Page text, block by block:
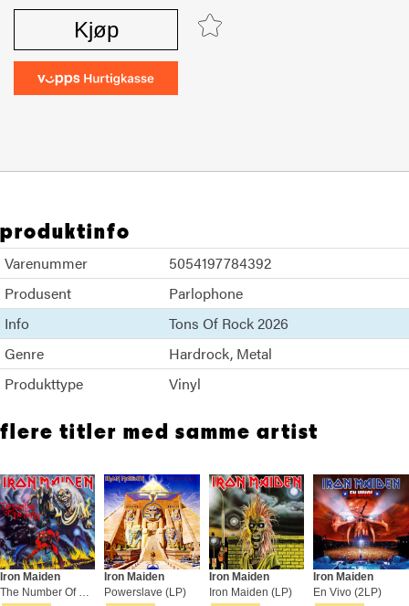
Kjøp
produktinfo
Varenummer
5054197784392
Produsent
Parlophone
Info
Tons Of Rock 2026
Genre
Hardrock Metal
Produkttype
Vinyl
flere titler med samme artist
Iron Maiden
The Number Of The Beast (LP)
Iron Maiden
Powerslave (LP)
Iron Maiden
Iron Maiden (LP)
Iron Maiden
En Vivo (2LP)